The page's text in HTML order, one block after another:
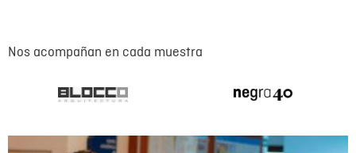
Nos acompañan en cada muestra